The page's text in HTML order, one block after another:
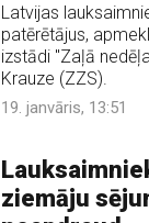
Latvijas
patērētājus,
izstādi "Zaļā
Krauze (ZZS).
19. janvāris, 13:51
ziemāju